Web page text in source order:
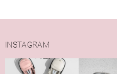
INSTAGRAM